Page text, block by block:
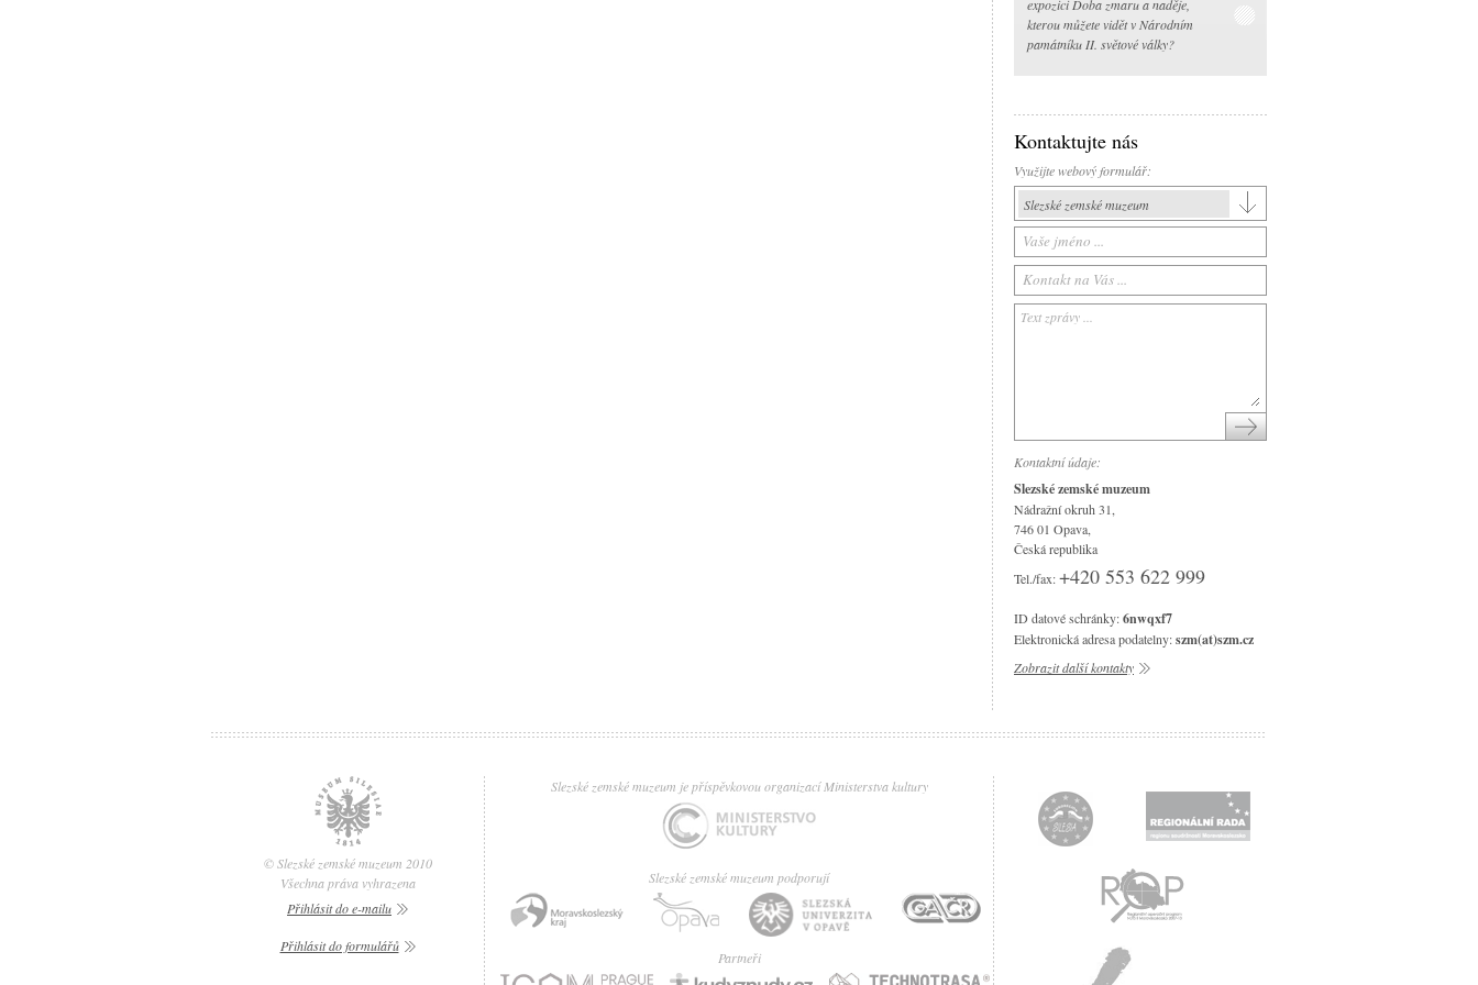
expozici Doba zmaru a naděje,
kterou můžete vidět v Národním
památníku II. světové války?
Kontaktujte nás
Využijte webový formulář:
Slezské zemské muzeum
Slezské zemské muzeum
Historická výstavní budova
Arboretum Nový Dvůr
Národní památník II. světové války
Kontaktní údaje:
Slezské zemské muzeum
Nádražní okruh 31,
746 01 Opava,
Česká republika
Tel./fax:+420 553 622 999
ID datové schránky:6nwqxf7
Elektronická adresa podatelny:szm(at)szm.cz
Zobrazit další kontakty
Slezské zemské muzeum je příspěvkovou organizací Ministerstva kultury
Slezské zemské muzeum podporují
Partneři
© Slezské zemské muzeum 2010
Všechna práva vyhrazena
Přihlásit do e-mailu
Přihlásit do formulářů